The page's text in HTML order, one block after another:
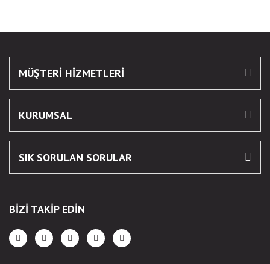
MÜŞTERİ HİZMETLERİ
KURUMSAL
SIK SORULAN SORULAR
BİZİ TAKİP EDİN